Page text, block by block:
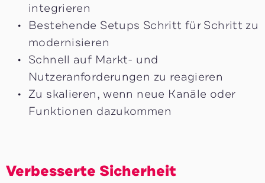
integrieren
Bestehende Setups Schritt für Schritt zu
modernisieren
Schnell auf Markt- und
Nutzeranforderungen zu reagieren
Zu skalieren, wenn neue Kanäle oder
Funktionen dazukommen
Verbesserte Sicherheit